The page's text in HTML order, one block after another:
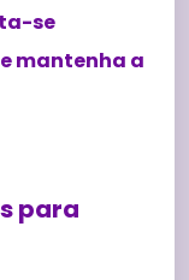
se
mantenha a
para